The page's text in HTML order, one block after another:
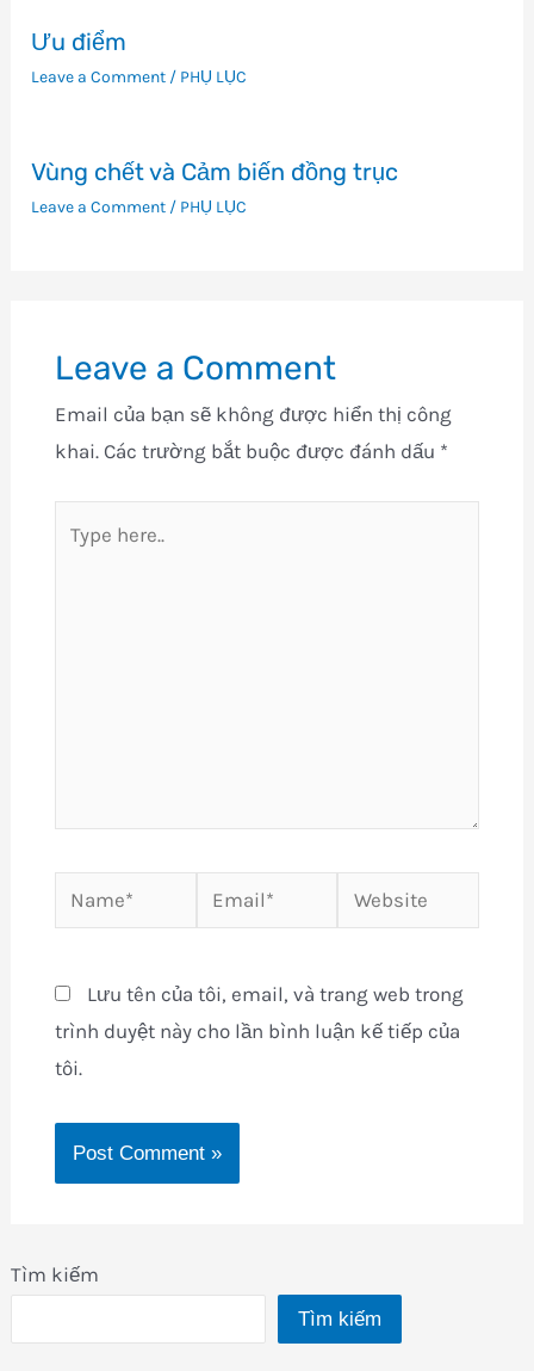
Tìm kiếm
Tìm kiếm
Ưu điểm
Leave a Comment / PHỤ LỤC
Vùng chết và Cảm biến đồng trục
Leave a Comment / PHỤ LỤC
Leave a Comment
Email của bạn sẽ không được hiển thị công
khai. Các trường bắt buộc được đánh dấu *
here..
Name* Email* Website
Lưu tên của tôi, email, và trang web trong
trình duyệt này cho lần bình luận kế tiếp của
tôi.